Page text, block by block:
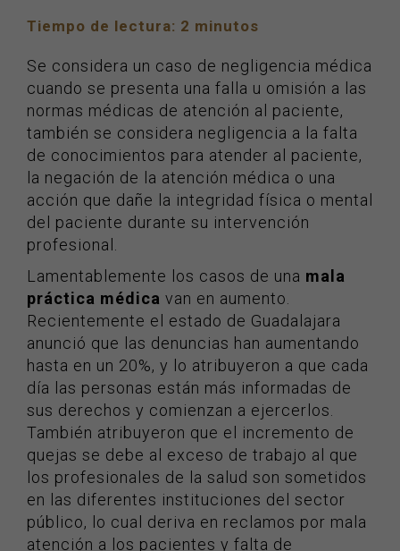
Tiempo de lectura: 2 minutos
Se considera un caso de negligencia médica
cuando se presenta una falla u omisión a las
normas médicas de atención al paciente,
también se considera negligencia a la falta
de conocimientos para atender al paciente,
la negación de la atención médica o una
acción que dañe la integridad física o mental
del paciente durante su intervención
profesional.
Lamentablemente los casos de una mala
práctica médica van en aumento.
Recientemente el estado de Guadalajara
anunció que las denuncias han aumentando
hasta en un 20%, y lo atribuyeron a que cada
día las personas están más informadas de
sus derechos y comienzan a ejercerlos.
También atribuyeron que el incremento de
quejas se debe al exceso de trabajo al que
los profesionales de la salud son sometidos
en las diferentes instituciones del sector
público, lo cual deriva en reclamos por mala
atención a los pacientes y falta de